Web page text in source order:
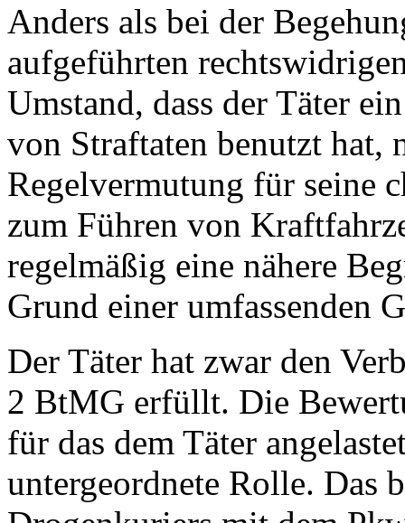
Anders als bei der
aufgeführten
Umstand, dass der Täter
von Straftaten benutzt hat,
Regelvermutung für seine
zum Führen von
regelmäßig eine nähere
Grund einer umfassenden
Der Täter hat zwar den
2 BtMG erfüllt. Die
für das dem Täter
untergeordnete Rolle. Das